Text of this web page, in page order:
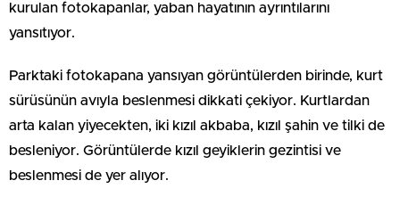
kurulan fotokapanlar, yaban hayatının ayrıntılarını
yansıtıyor.
Parktaki fotokapana yansıyan görüntülerden birinde, kurt
sürüsünün avıyla beslenmesi dikkati çekiyor. Kurtlardan
arta kalan yiyecekten, iki kızıl akbaba, kızıl şahin ve tilki de
besleniyor. Görüntülerde kızıl geyiklerin gezintisi ve
beslenmesi de yer alıyor.